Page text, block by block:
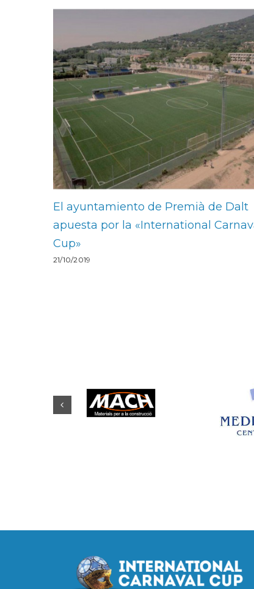
El ayuntamiento de Premià de Dalt
apuesta por la «International
Cup»
21/10/2019